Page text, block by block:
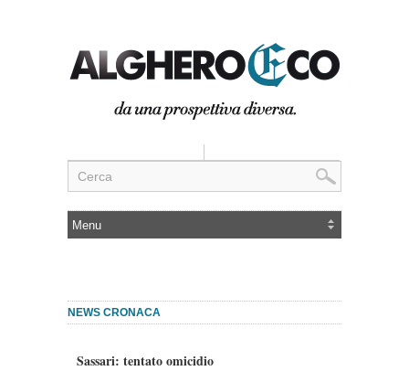
NEWS CRONACA
Sassari: tentato omicidio